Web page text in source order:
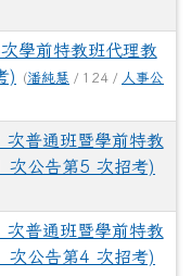
學前特教班代理教
)
(潘純慧 / 124 / 人事公
普通班暨學前特教
次公告第5 次招考)
普通班暨學前特教
次公告第4 次招考)